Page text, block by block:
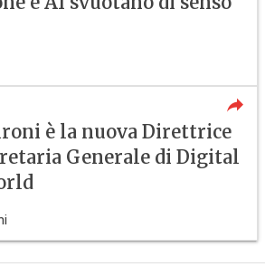
è la nuova Direttrice
Generale di Digital